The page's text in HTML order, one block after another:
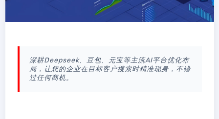
深耕Deepseek、豆包、元宝等主流AI平台优化布
局，让您的企业在目标客户搜索时精准现身，不错
过任何商机。